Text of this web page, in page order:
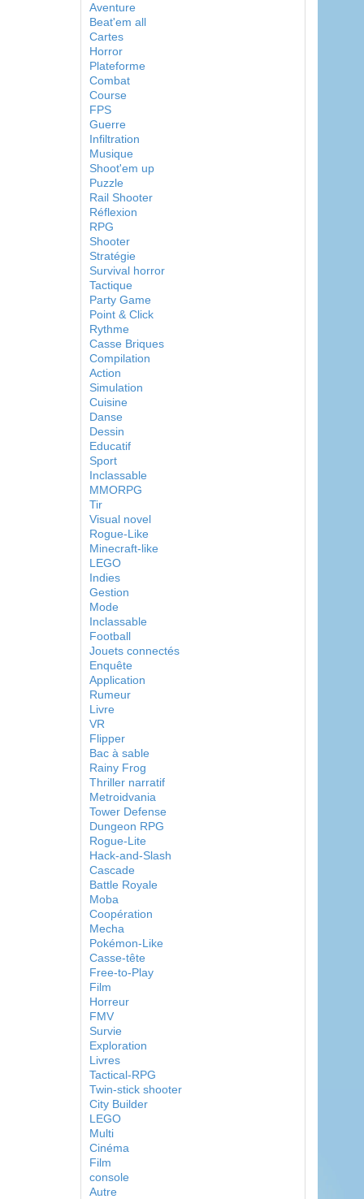
Aventure
Beat'em all
Cartes
Horror
Plateforme
Combat
Course
FPS
Guerre
Infiltration
Musique
Shoot'em up
Puzzle
Rail Shooter
Réflexion
RPG
Shooter
Stratégie
Survival horror
Tactique
Party Game
Point & Click
Rythme
Casse Briques
Compilation
Action
Simulation
Cuisine
Danse
Dessin
Educatif
Sport
Inclassable
MMORPG
Tir
Visual novel
Rogue-Like
Minecraft-like
LEGO
Indies
Gestion
Mode
Inclassable
Football
Jouets connectés
Enquête
Application
Rumeur
Livre
VR
Flipper
Bac à sable
Rainy Frog
Thriller narratif
Metroidvania
Tower Defense
Dungeon RPG
Rogue-Lite
Hack-and-Slash
Cascade
Battle Royale
Moba
Coopération
Mecha
Pokémon-Like
Casse-tête
Free-to-Play
Film
Horreur
FMV
Survie
Exploration
Livres
Tactical-RPG
Twin-stick shooter
City Builder
LEGO
Multi
Cinéma
Film
console
Autre